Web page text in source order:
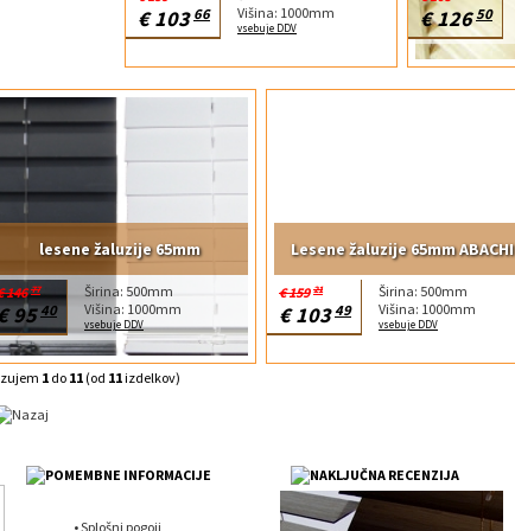
€ 103 66
Višina: 1000mm
vsebuje DDV € 126 50
lesene žaluzije 65mm
146 77
95 40
Širina: 500mm
Višina: 1000mm
vsebuje DDV
Lesene žaluzije 65mm ABACHI
€ 159 21
€ 103 49
Širina: 500mm
Višina: 1000mm
vsebuje DDV
1 do 11 (od 11izdelkov)
•Splošni pogoji